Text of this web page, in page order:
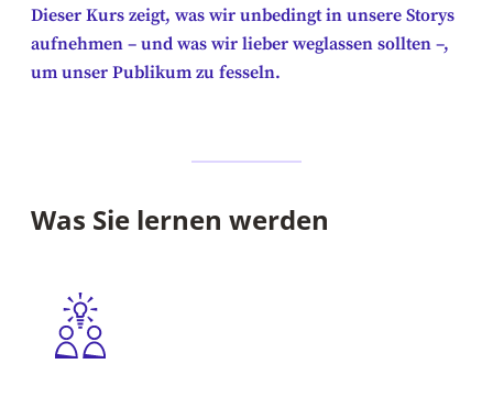
Dieser Kurs zeigt, was wir unbedingt in unsere Storys
aufnehmen – und was wir lieber weglassen sollten –,
um unser Publikum zu fesseln.
Was Sie lernen werden